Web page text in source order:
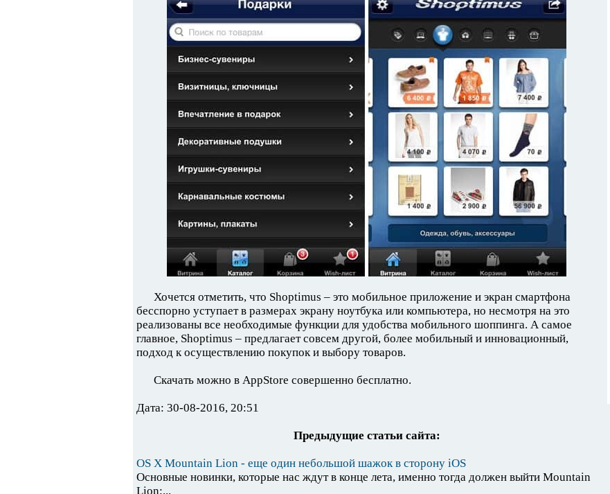
Хочется отметить, что Shoptimus – это мобильное приложение и экран смартфона
бесспорно уступает в размерах экрану ноутбука или компьютера, но несмотря на это
реализованы все необходимые функции для удобства мобильного шоппинга. А самое
главное, Shoptimus – предлагает совсем другой, более мобильный и инновационный,
подход к осуществлению покупок и выбору товаров.
Скачать можно в AppStore совершенно бесплатно.
Дата: 30-08-2016, 20:51
Предыдущие статьи сайта:
OS X Mountain Lion - еще один небольшой шажок в сторону iOS
Основные новинки, которые нас ждут в конце лета, именно тогда должен выйти Mountain
Lion:...